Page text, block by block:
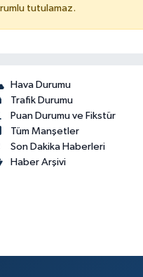
tutulamaz.
Hava Durumu
Trafik Durumu
Puan Durumu ve Fikstür
Tüm Manşetler
Son Dakika Haberleri
Haber Arşivi